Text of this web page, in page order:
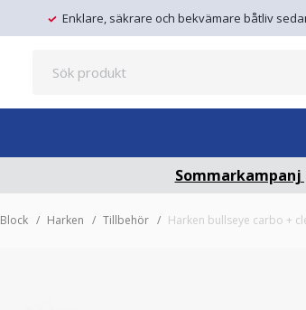
Enklare, säkrare och bekvämare båtliv
Block Harken Tillbehör Harken bullseye carbo +